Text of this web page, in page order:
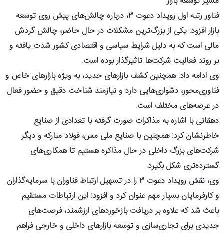
فناور رتبه اول رویداد دعوت ۳، درباره چالش‌های پیش روی توسعه
بازار افزود: یکی از بزرگ‌ترین مشکلات در حال حاضر، چالش گردش
مالی است که به دلیل شرایط سیاسی و اقتصادی کشور شدت یافته و
بر روند فعالیت شرکت‌ها تاثیرگذار بوده است.
وی ادامه داد: همچنین کشف بازارهای جدید، به ویژه بازارهای خاص و
فناوری‌محور، دشواری‌هایی دارد و نیازمند شناخت دقیق و حضور فعال
در عرصه‌های مختلف است.
دهقانی با اشاره به مذاکرات صورت گرفته با تعدادی از صنایع
خاطرنشان کرد: همچنین با صنایع ملی مس، فولاد مبارکه و دیگر
شرکت‌های بزرگ داخلی در حال مذاکره هستیم تا همکاری‌های
گسترده‌تری شکل بگیرد.
وی، نقش رویداد دعوت ۳ را در تسهیل ارتباط فناوران با سرمایه‌گذاران
و کارفرمایان بسیار مهم عنوان کرد و افزود: این ارتباطات مستقیم
باعث شد که علاوه بر دریافت بازخوردهای ارزشمند، فرصت‌های
جدیدی برای تجاری‌سازی و توسعه بازارهای داخلی و خارجی فراهم